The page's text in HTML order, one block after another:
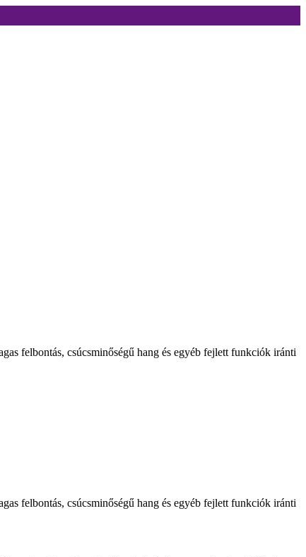
felbontás, csúcsminőségű hang és egyéb fejlett funkciók iránti
felbontás, csúcsminőségű hang és egyéb fejlett funkciók iránti